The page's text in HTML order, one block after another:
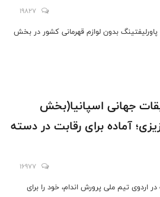
19827
بدون لوازم قهرمانی کشور در بخش
جهانی اسپانیا(بخش
آماده برای رقابت در دسته
16977
اردوی تیم ملی پرورش اندام، خود را برای